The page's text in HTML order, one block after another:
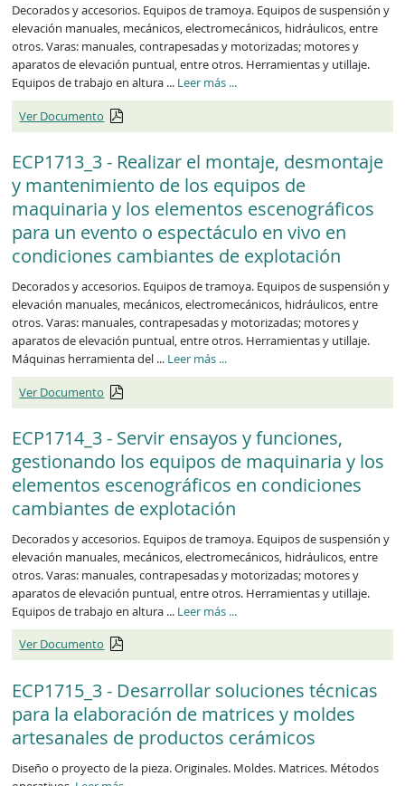
Decorados y accesorios. Equipos de tramoya. Equipos de suspensión y
elevación manuales, mecánicos, electromecánicos, hidráulicos, entre
otros. Varas: manuales, contrapesadas y motorizadas; motores y
aparatos de elevación puntual, entre otros. Herramientas y utillaje.
Equipos de trabajo en altura ... Leer más ECP1712_3
...
Ver Documento
ECP1713_3 - Realizar el montaje, desmontaje
y mantenimiento de los equipos de
maquinaria y los elementos escenográficos
para un evento o espectáculo en vivo en
condiciones cambiantes de explotación
Decorados y accesorios. Equipos de tramoya. Equipos de suspensión y
elevación manuales, mecánicos, electromecánicos, hidráulicos, entre
otros. Varas: manuales, contrapesadas y motorizadas; motores y
aparatos de elevación puntual, entre otros. Herramientas y utillaje.
Máquinas herramienta del ... Leer más ECP1713_3
...
Ver Documento
ECP1714_3 - Servir ensayos y funciones,
gestionando los equipos de maquinaria y los
elementos escenográficos en condiciones
cambiantes de explotación
Decorados y accesorios. Equipos de tramoya. Equipos de suspensión y
elevación manuales, mecánicos, electromecánicos, hidráulicos, entre
otros. Varas: manuales, contrapesadas y motorizadas; motores y
aparatos de elevación puntual, entre otros. Herramientas y utillaje.
Equipos de trabajo en altura ... Leer más ECP1714_3
...
Ver Documento
ECP1715_3 - Desarrollar soluciones técnicas
para la elaboración de matrices y moldes
artesanales de productos cerámicos
Diseño o proyecto de la pieza. Originales. Moldes. Matrices. Métodos